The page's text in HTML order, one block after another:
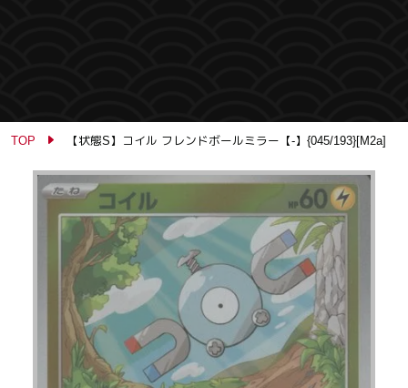
TOP 【状態S】コイル フレンドボールミラー【-】{045/193}[M2a]